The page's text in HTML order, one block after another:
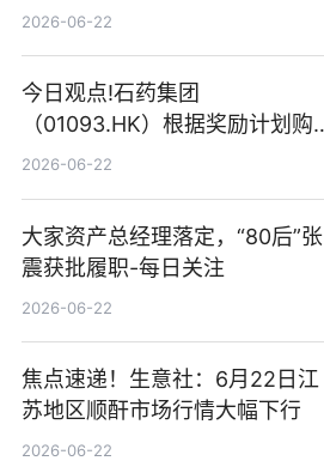
2026-06-22
今日观点!石药集团
（01093.HK）根据奖励计划购
回580万股
2026-06-22
大家资产总经理落定，“80后”张
震获批履职-每日关注
2026-06-22
焦点速递！生意社：6月22日江
苏地区顺酐市场行情大幅下行
2026-06-22